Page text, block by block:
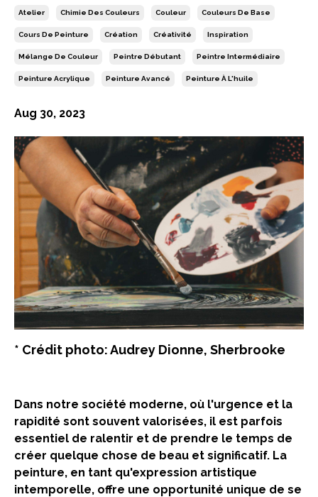
Atelier Chimie Des Couleurs Couleur Couleurs De Base
Cours De Peinture Création Créativité Inspiration
Mélange De Couleur Peintre Débutant Peintre Intermédiaire
Peinture Acrylique Peinture Avancé Peinture À L'huile
Aug 30, 2023
* Crédit photo: Audrey Dionne, Sherbrooke
Dans notre société moderne, où l'urgence et la
rapidité sont souvent valorisées, il est parfois
essentiel de ralentir et de prendre le temps de
créer quelque chose de beau et significatif. La
peinture, en tant qu'expression artistique
intemporelle, offre une opportunité unique de se